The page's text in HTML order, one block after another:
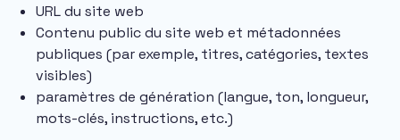
URL du site web
Contenu public du site web et métadonnées
publiques (par exemple, titres, catégories, textes
visibles)
paramètres de génération (langue, ton, longueur,
mots-clés, instructions, etc.)